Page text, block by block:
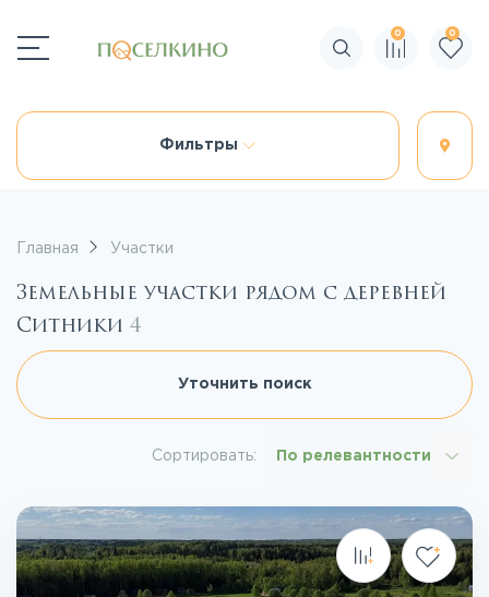
Поиск по сайту
0 0
Фильтры
Главная Участки
Земельные участки рядом с деревней
Ситники 4
Уточнить поиск
Сортировать: По релевантности